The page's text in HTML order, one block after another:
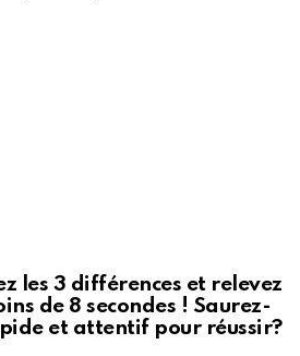
les 3 différences et relevez
de 8 secondes ! Saurez-
et attentif pour réussir?